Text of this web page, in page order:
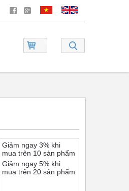
Giảm ngay 3% khi
mua trên 10 sản phẩm
Giảm ngay 5% khi
mua trên 20 sản phẩm